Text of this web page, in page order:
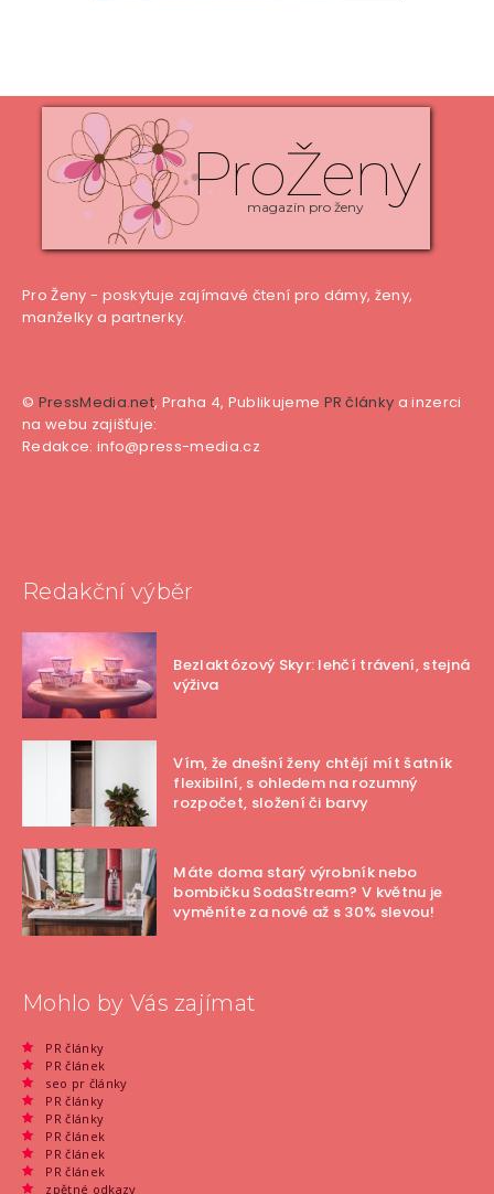
ProŽeny
magazín pro ženy
Pro Ženy - poskytuje zajímavé čtení pro dámy, ženy,
manželky a partnerky.
© PressMedia.net, Praha 4, Publikujeme PR články a inzerci
na webu zajišťuje:
Redakce: info@press-media.cz
Redakční výběr
Bezlaktózový Skyr: lehčí trávení, stejná
výživa
Vím, že dnešní ženy chtějí mít šatník
flexibilní, s ohledem na rozumný
rozpočet, složení či barvy
Máte doma starý výrobník nebo
bombičku SodaStream? V květnu je
vyměníte za nové až s 30% slevou!
Mohlo by Vás zajímat
PR články
PR článek
seo pr články
PR články
PR články
PR článek
PR článek
PR článek
zpětné odkazy